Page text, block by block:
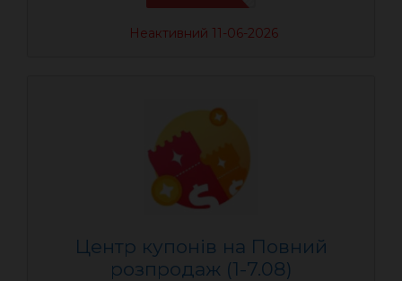
Неактивний 11-06-2026
Центр купонів на Повний
розпродаж (1-7.08)